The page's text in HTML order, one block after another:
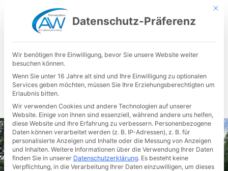
Mit
Datenschutz-Präferenz
Wir benötigen Ihre Einwilligung, bevor Sie unsere Website weiter
besuchen können.
Wenn Sie unter 16 Jahre alt sind und Ihre Einwilligung zu optionalen
Services geben möchten, müssen Sie Ihre Erziehungsberechtigten um
Erlaubnis bitten.
Wir verwenden Cookies und andere Technologien auf unserer
Website. Einige von ihnen sind essenziell, während andere uns helfen,
diese Website und Ihre Erfahrung zu verbessern. Personenbezogene
Daten können verarbeitet werden (z. B. IP-Adressen), z. B. für
personalisierte Anzeigen und Inhalte oder die Messung von Anzeigen
und Inhalten. Weitere Informationen über die Verwendung Ihrer Daten
finden Sie in unserer Datenschutzerklärung. Es besteht keine
Verpflichtung, in die Verarbeitung Ihrer Daten einzuwilligen, um dieses